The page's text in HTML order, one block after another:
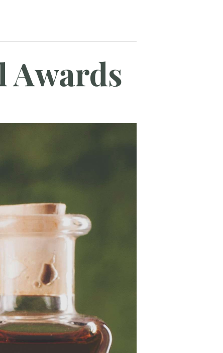
Awards